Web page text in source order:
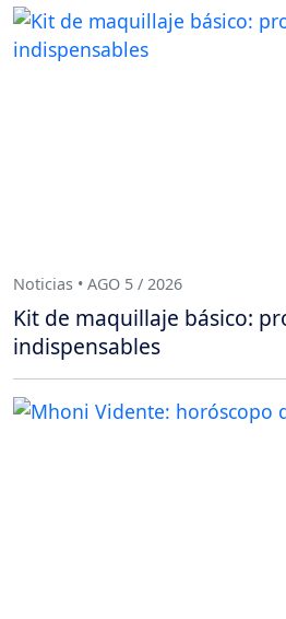
Noticias • AGO 5 / 2026
Kit de maquillaje básico:
indispensables